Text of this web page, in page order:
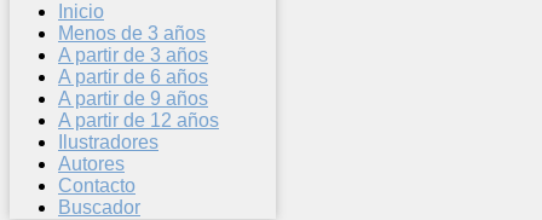
Inicio
Menos de 3 años
A partir de 3 años
A partir de 6 años
A partir de 9 años
A partir de 12 años
Ilustradores
Autores
Contacto
Buscador